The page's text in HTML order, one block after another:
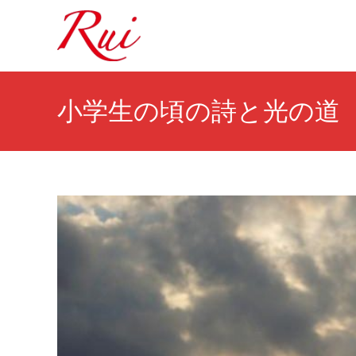
小学生の頃の詩と光の道